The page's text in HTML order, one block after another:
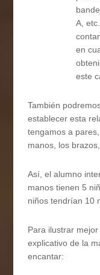
A,
en
este
También
establecer esta
tengamos a
manos, los
Así, el alumno
manos tienen 5
niños tendrían 10
Para ilustrar
explicativo de la
encantar: